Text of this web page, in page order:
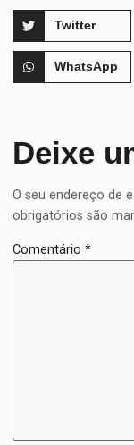
Twitter
WhatsApp
Deixe
O seu endereço de
obrigatórios são
Comentário*